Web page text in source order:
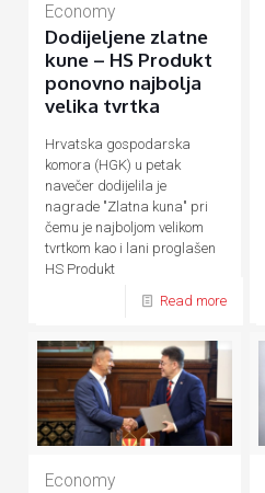
Economy
Dodijeljene zlatne
kune – HS Produkt
ponovno najbolja
velika tvrtka
Hrvatska gospodarska
komora (HGK) u petak
navečer dodijelila je
nagrade "Zlatna kuna" pri
čemu je najboljom velikom
tvrtkom kao i lani proglašen
HS Produkt
Read more
Economy